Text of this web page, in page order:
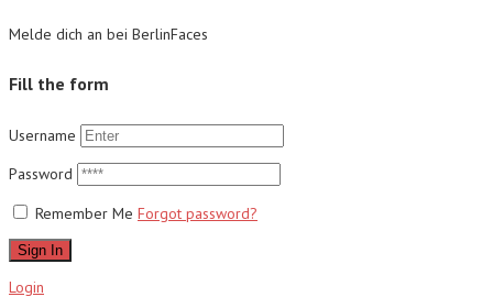
Melde dich an bei BerlinFaces
Fill the form
Username
Password
Remember Me Forgot password?
Sign In
Login